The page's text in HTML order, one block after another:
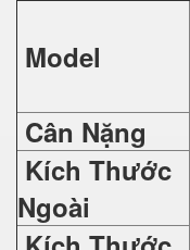
Model
Cân Nặng
Kích Thước
Ngoài